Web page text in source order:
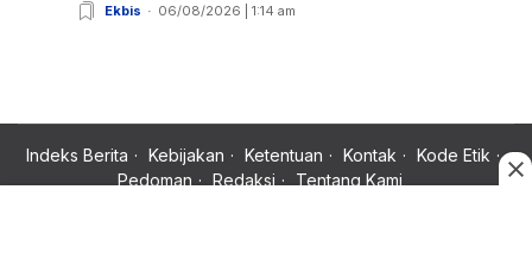
Ekbis 06/08/2026 | 1:14 am
Indeks Berita Kebijakan Ketentuan Kontak
Kode Etik
Pedoman
Redaksi Tentang Kami